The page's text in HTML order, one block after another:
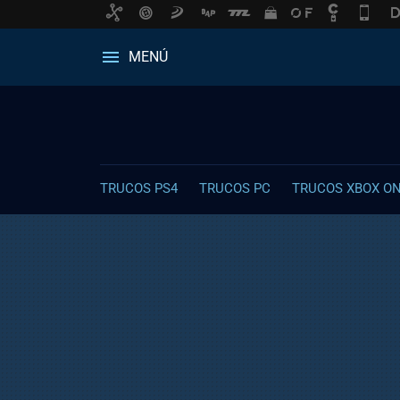
MENÚ
TRUCOS PS4 TRUCOS PC TRUCOS XBOX